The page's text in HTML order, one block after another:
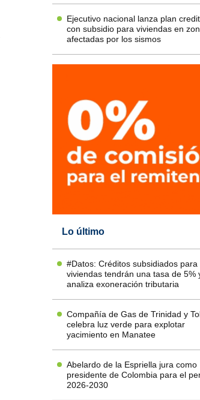
Ejecutivo nacional lanza plan
con subsidio para viviendas en
afectadas por los sismos
Lo último
#Datos: Créditos subsidiados para
viviendas tendrán una tasa de 5%
analiza exoneración tributaria
Compañía de Gas de Trinidad y
celebra luz verde para explotar
yacimiento en Manatee
Abelardo de la Espriella jura como
presidente de Colombia para el
2026-2030